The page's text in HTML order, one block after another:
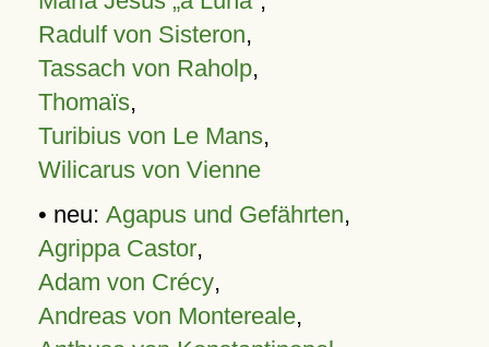
Radulf von Sisteron,
Tassach von Raholp,
Thomaïs,
Turibius von Le Mans,
Wilicarus von Vienne
• neu: Agapus und Gefährten,
Agrippa Castor,
Adam von Crécy,
Andreas von Montereale,